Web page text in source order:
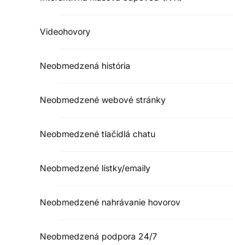
Videohovory
Neobmedzená história
Neobmedzené webové stránky
Neobmedzené tlačidlá chatu
Neobmedzené lístky/emaily
Neobmedzené nahrávanie hovorov
Neobmedzená podpora 24/7